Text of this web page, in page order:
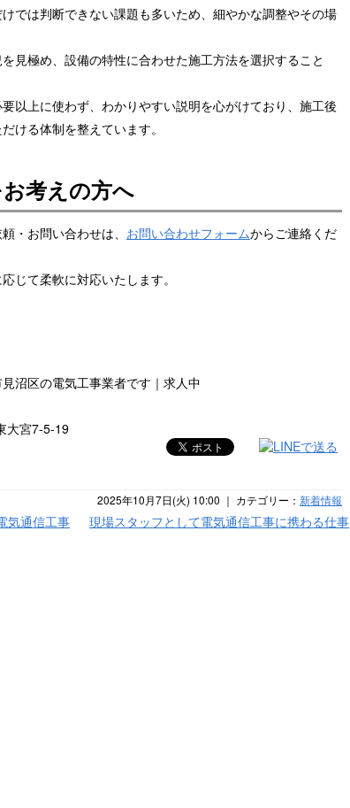
では判断できない課題も多いため、細やかな調整やその場
見極め、設備の特性に合わせた施工方法を選択すること
以上に使わず、わかりやすい説明を心がけており、施工後
ける体制を整えています。
考えの方へ
・お問い合わせは、 お問い合わせフォームからご連絡くだ
じて柔軟に対応いたします。
沼区の電気工事業者です｜求人中
宮7-5-19
2025年10月7日(火) 10:00 ｜ カテゴリー： 新着情報
気通信工事 現場スタッフとして電気通信工事に携わる仕事